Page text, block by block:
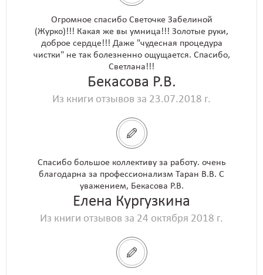
Огромное спасибо Светочке Забелиной
(Журко)!!! Какая же вы умница!!! Золотые руки,
доброе сердце!!! Даже "чудесная процедура
чистки" не так болезненно ощущается. Спасибо,
Светлана!!!
Бекасова Р.В.
Из книги отзывов за 23.07.2018 г.
Спасибо большое коллективу за работу. очень
благодарна за профессионализм Таран В.В. С
уважением, Бекасова Р.В.
Елена Кургузкина
Из книги отзывов за 24 октября 2018 г.